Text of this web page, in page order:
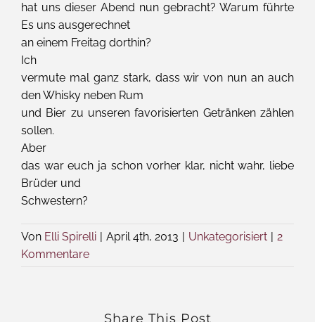
hat uns dieser Abend nun gebracht? Warum führte
Es uns ausgerechnet
an einem Freitag dorthin?
Ich
vermute mal ganz stark, dass wir von nun an auch
den Whisky neben Rum
und Bier zu unseren favorisierten Getränken zählen
sollen.
Aber
das war euch ja schon vorher klar, nicht wahr, liebe
Brüder und
Schwestern?
Von Elli Spirelli | April 4th, 2013 | Unkategorisiert | 2
Kommentare
Share This Post